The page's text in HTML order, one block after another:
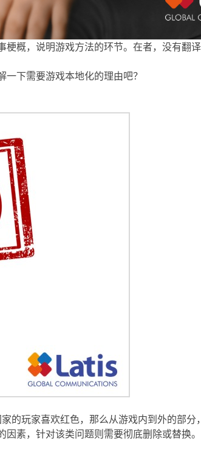
概，说明游戏方法的环节。在者，没有翻
下需要游戏本地化的理由吧？
的玩家喜欢红色，那么从游戏内到外的部分
素，针对该类问题则需要彻底删除或替换